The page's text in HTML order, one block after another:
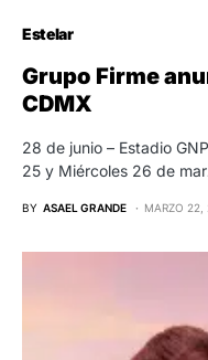
Estelar
Grupo Firme
CDMX
28 de junio – Estadio
25 y Miércoles 26 de
BY ASAEL GRANDE MARZO 22,